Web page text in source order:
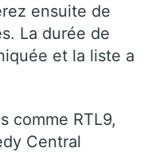
ensuite de
La durée de
et la liste a
comme RTL9,
Central